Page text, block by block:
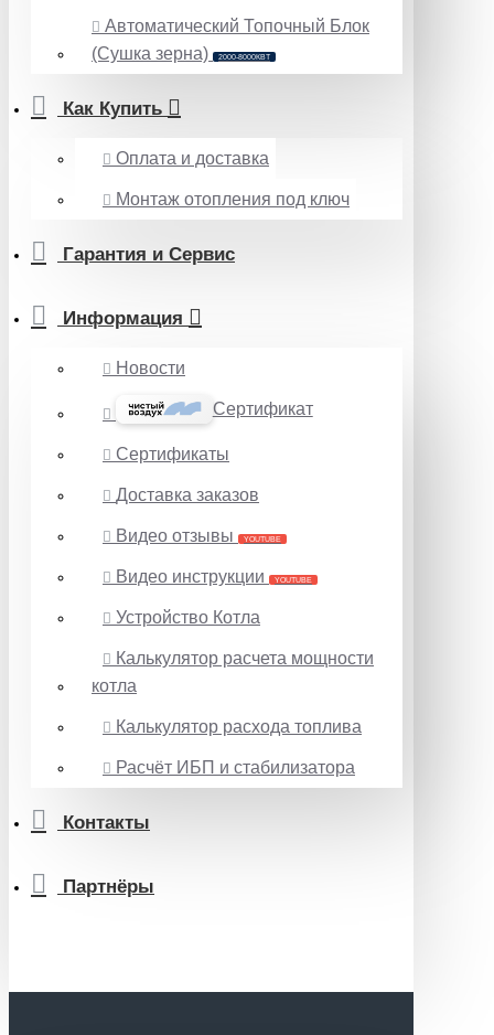
Автоматический Топочный Блок
(Сушка зерна)
2000-8000КВТ
Как Купить
Оплата и доставка
Монтаж отопления под ключ
Гарантия и Сервис
Информация
Новости
Сертификат
Сертификаты
Доставка заказов
Видео отзывы YOUTUBE
Видео инструкции YOUTUBE
Устройство Котла
Калькулятор расчета мощности
котла
Калькулятор расхода топлива
Расчёт ИБП и стабилизатора
Контакты
Партнёры